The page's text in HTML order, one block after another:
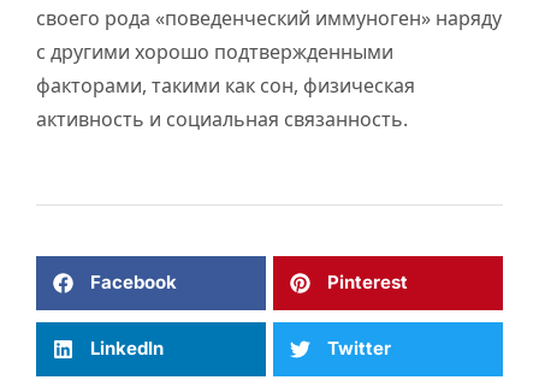
своего рода «поведенческий иммуноген» наряду
с другими хорошо подтвержденными
факторами, такими как сон, физическая
активность и социальная связанность.
Facebook Pinterest
LinkedIn Twitter